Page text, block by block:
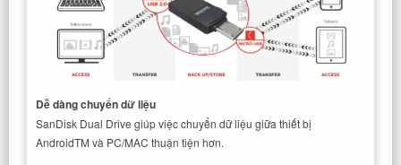
Dễ dàng chuyển dữ liệu
SanDisk Dual Drive giúp việc chuyển dữ liệu giữa thiết bị
AndroidTM và PC/MAC thuận tiện hơn.